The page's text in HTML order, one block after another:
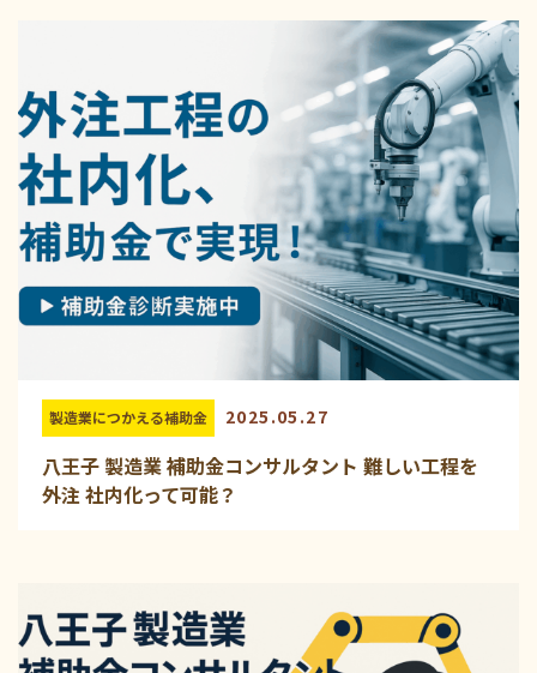
製造業につかえる補助金 2025.05.27
八王子 製造業 補助金コンサルタント 難しい工程を
外注 社内化って可能？